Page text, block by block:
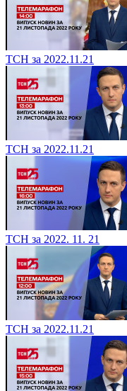
ТСН за 2022.11.21
ТСН за 2022.11.21
ТСН за 2022. 11. 21
ТСН за 2022.11.21